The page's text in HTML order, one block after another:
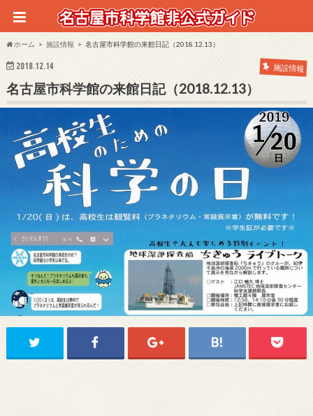
ホーム 施設情報 名古屋市科学館の来館日記（2018.12.13）
2018.12.14 施設情報
名古屋市科学館の来館日記（2018.12.13）